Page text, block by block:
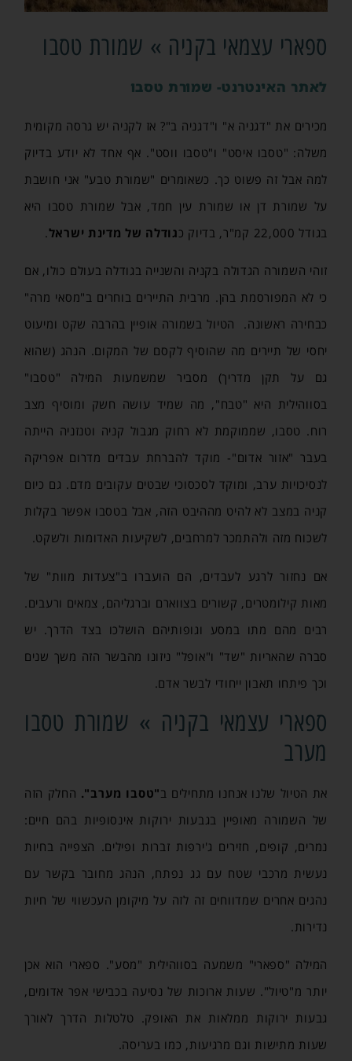
ספארי עצמאי בקניה » שמורת טסבו
לאתר האינטרנט- שמורת טסבו
מכירים את "דגניה א" ו"דגניה ב"? אז לקניה יש גרסה מקומית
משלה: "טסבו איסט" ו"טסבו ווסט". אף אחד לא יודע בדיוק
למה אבל זה פשוט כך. כשאומרים "שמורת טבע" אני חושבת
על שמורת דן או שמורת עין חמד, אבל שמורת טסבו היא
בגודל 22,000 קמ"ר, בדיוק כ
גודלה של מדינת ישראל.
זוהי השמורה הגדולה בקניה והשנייה בגודלה בעולם כולו, אם
כי לא המפורסמת בהן. מרבית התיירים בוחרים ב"מסאי מרה"
כבחירה ראשונה. הטיול בשמורה אופיין בהרבה שקט ומיעוט
יחסי של תיירים מה שהוסיף לקסם של המקום. הנהג (שהוא
גם על תקן מדריך) מסביר שמשמעות המילה "טסבו"
בסווהילית היא "טבח", מה שמיד עושה חשק ומוסיף מצב
רוח. טסבו, שממוקמת לא רחוק מגבול קניה וטנזניה הייתה
בעבר "אזור אדום"- מוקד להברחת עבדים מדרום אפריקה
לנסיכויות ערב, ומוקד לסכסוכי שבטים עקובים מדם. גם כיום
קניה במצב לא להיט מההיבט הזה, אבל בטסבו אפשר בקלות
לשכוח מזה ולהתמכר למרחבים, לשקיעות האדומות ולשקט.
אם נחזור לרגע לעבדים, הם הועברו ב"צעדות מוות" של
מאות קילומטרים, קשורים בצווארם וברגליהם, צמאים ורעבים.
רבים מהם מתו במסע וגופותיהם הושלכו בצד הדרך. יש
סברה שהאריות "שד" ו"אופל" ניזונו מהבשר הזה משך שנים
וכך פיתחו תאבון ייחודי לבשר אדם.
ספארי עצמאי בקניה » שמורת טסבו
מערב
את הטיול שלנו אנחנו מתחילים ב"טסבו מערב". החלק הזה
של השמורה מאופיין בגבעות ירוקות אינסופיות בהם חיים:
נמרים, קופים, חזירים ג'ירפות זברות ופילים. הצפייה בחיות
נעשית מרכבי שטח עם גג נפתח, הנהג מחובר בקשר עם
נהגים אחרים שמדווחים זה לזה על מיקומן העכשווי של חיות
נדירות.
המילה "ספארי" משמעה בסווהילית "מסע". ספארי הוא אכן
יותר מ"טיול". שעות ארוכות של נסיעה בכבישי אפר אדומים,
גבעות ירוקות ממלאות את האופק. טלטלות הדרך לאורך
שעות מתישות וגם מרגיעות, כמו בעריסה.